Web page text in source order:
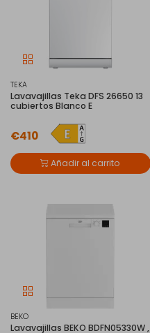
TEKA
Lavavajillas Teka DFS 26650 13
cubiertos Blanco E
€410
Añadir al carrito
BEKO
Lavavajillas BEKO BDFN05330W ,